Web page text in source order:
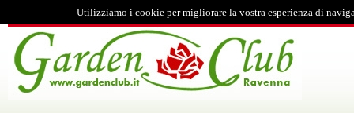
Utilizziamo i cookie per migliorare la vostra esperienza di